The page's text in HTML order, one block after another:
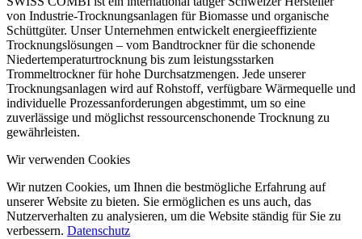
von Industrie-Trocknungsanlagen für Biomasse und organische
Schüttgüter. Unser Unternehmen entwickelt energieeffiziente
Trocknungslösungen – vom Bandtrockner für die schonende
Niedertemperaturtrocknung bis zum leistungsstarken
Trommeltrockner für hohe Durchsatzmengen. Jede unserer
Trocknungsanlagen wird auf Rohstoff, verfügbare Wärmequelle und
individuelle Prozessanforderungen abgestimmt, um so eine
zuverlässige und möglichst ressourcenschonende Trocknung zu
gewährleisten.
Wir verwenden Cookies
Wir nutzen Cookies, um Ihnen die bestmögliche Erfahrung auf
unserer Website zu bieten. Sie ermöglichen es uns auch, das
Nutzerverhalten zu analysieren, um die Website ständig für Sie zu
verbessern. Datenschutz